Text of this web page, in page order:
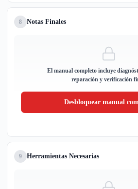
8 Notas Finales
El manual completo incluye
reparación y verificación
Desbloquear manual
9 Herramientas Necesarias